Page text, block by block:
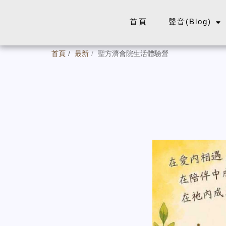
首頁 聲音(Blog)
首頁 最新 聖方濟會院生活體驗營